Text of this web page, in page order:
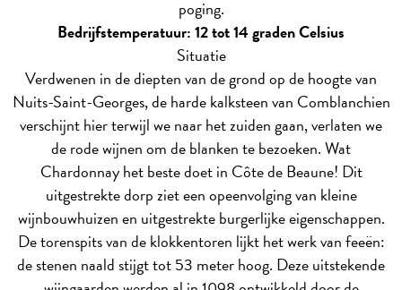
poging.
Bedrijfstemperatuur: 12 tot 14 graden Celsius
Situatie
Verdwenen in de diepten van de grond op de hoogte van
Nuits-Saint-Georges, de harde kalksteen van Comblanchien
verschijnt hier terwijl we naar het zuiden gaan, verlaten we
de rode wijnen om de blanken te bezoeken. Wat
Chardonnay het beste doet in Côte de Beaune! Dit
uitgestrekte dorp ziet een opeenvolging van kleine
wijnbouwhuizen en uitgestrekte burgerlijke eigenschappen.
De torenspits van de klokkentoren lijkt het werk van feeën:
de stenen naald stijgt tot 53 meter hoog. Deze uitstekende